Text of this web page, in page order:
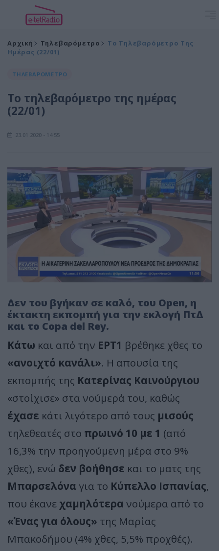
Αρχική Τηλεβαρόμετρο
Το Τηλεβαρόμετρο Της
Ημέρας (22/01)
ΤΗΛΕΒΑΡΟΜΕΤΡΟ
Το τηλεβαρόμετρο της ημέρας
(22/01)
23.01.2020 - 14:55
Δεν του βγήκαν σε καλό, του Open, η
έκτακτη εκπομπή για την εκλογή ΠτΔ
και το Copa del Rey.
Κάτω και από την ΕΡΤ1 βρέθηκε χθες το
«ανοιχτό κανάλι». Η απουσία της
εκπομπής της Κατερίνας Καινούργιου
«στοίχισε» στα νούμερά του, καθώς
έχασε κάτι λιγότερο από τους μισούς
τηλεθεατές στο πρωινό 10 με 1 (από
16,3% την προηγούμενη μέρα στο 9%
χθες), ενώ δεν βοήθησε και το ματς της
Μπαρσελόνα για το Κύπελλο Ισπανίας,
που έκανε χαμηλότερα νούμερα από το
«Ένας για όλους» της Μαρίας
Μπακοδήμου (4% χθες, 5,5% προχθές).